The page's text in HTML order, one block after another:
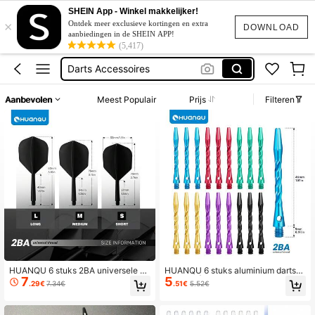
DOWNLOAD
×
SHEIN App - Winkel makkelijker!
Ontdek meer exclusieve kortingen en extra
aanbiedingen in de SHEIN APP!
(5,417)
Darts Flight
Dart
Darts
Darts Accessoires
Aanbevolen Meest Populair Prijs Filteren
HUANQU 6 stuks 2BA universele pr
ofessionele dartflights met schroefd
raad, set uit één stuk, professionele
emakkelijk, dartaccessoires, univer
7.29€7.34€
HUANQU 6 stuks aluminium dartsc
hachten | Nauwkeurig gebalanceer
d, 51 mm lange, duurzame vervang
vestiging, compatibel met soft/hard
5.51€ 5.52€